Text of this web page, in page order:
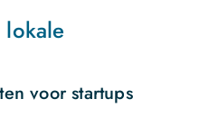
voor startups